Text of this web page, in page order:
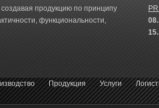
продукцию по принципу
функциональности,
Продукция Услуги